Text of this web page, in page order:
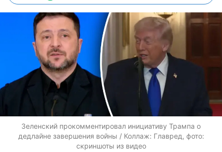
Зеленский прокомментировал инициативу Трампа о
дедлайне завершения войны / Коллаж: Главред, фото:
скриншоты из видео